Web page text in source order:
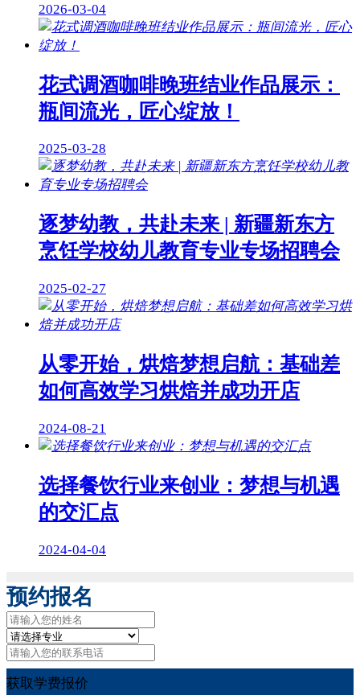
2026-03-04
花式调酒咖啡晚班结业作品展示：
瓶间流光，匠心绽放！
2025-03-28
逐梦幼教，共赴未来 | 新疆新东方
烹饪学校幼儿教育专业专场招聘会
2025-02-27
从零开始，烘焙梦想启航：基础差
如何高效学习烘焙并成功开店
2024-08-21
选择餐饮行业来创业：梦想与机遇
的交汇点
2024-04-04
预约报名
获取学费报价